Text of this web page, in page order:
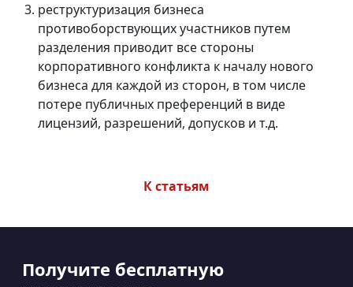
реструктуризация бизнеса
противоборствующих участников путем
разделения приводит все стороны
корпоративного конфликта к началу нового
бизнеса для каждой из сторон, в том числе
потере публичных преференций в виде
лицензий, разрешений, допусков и т.д.
К статьям
Получите бесплатную